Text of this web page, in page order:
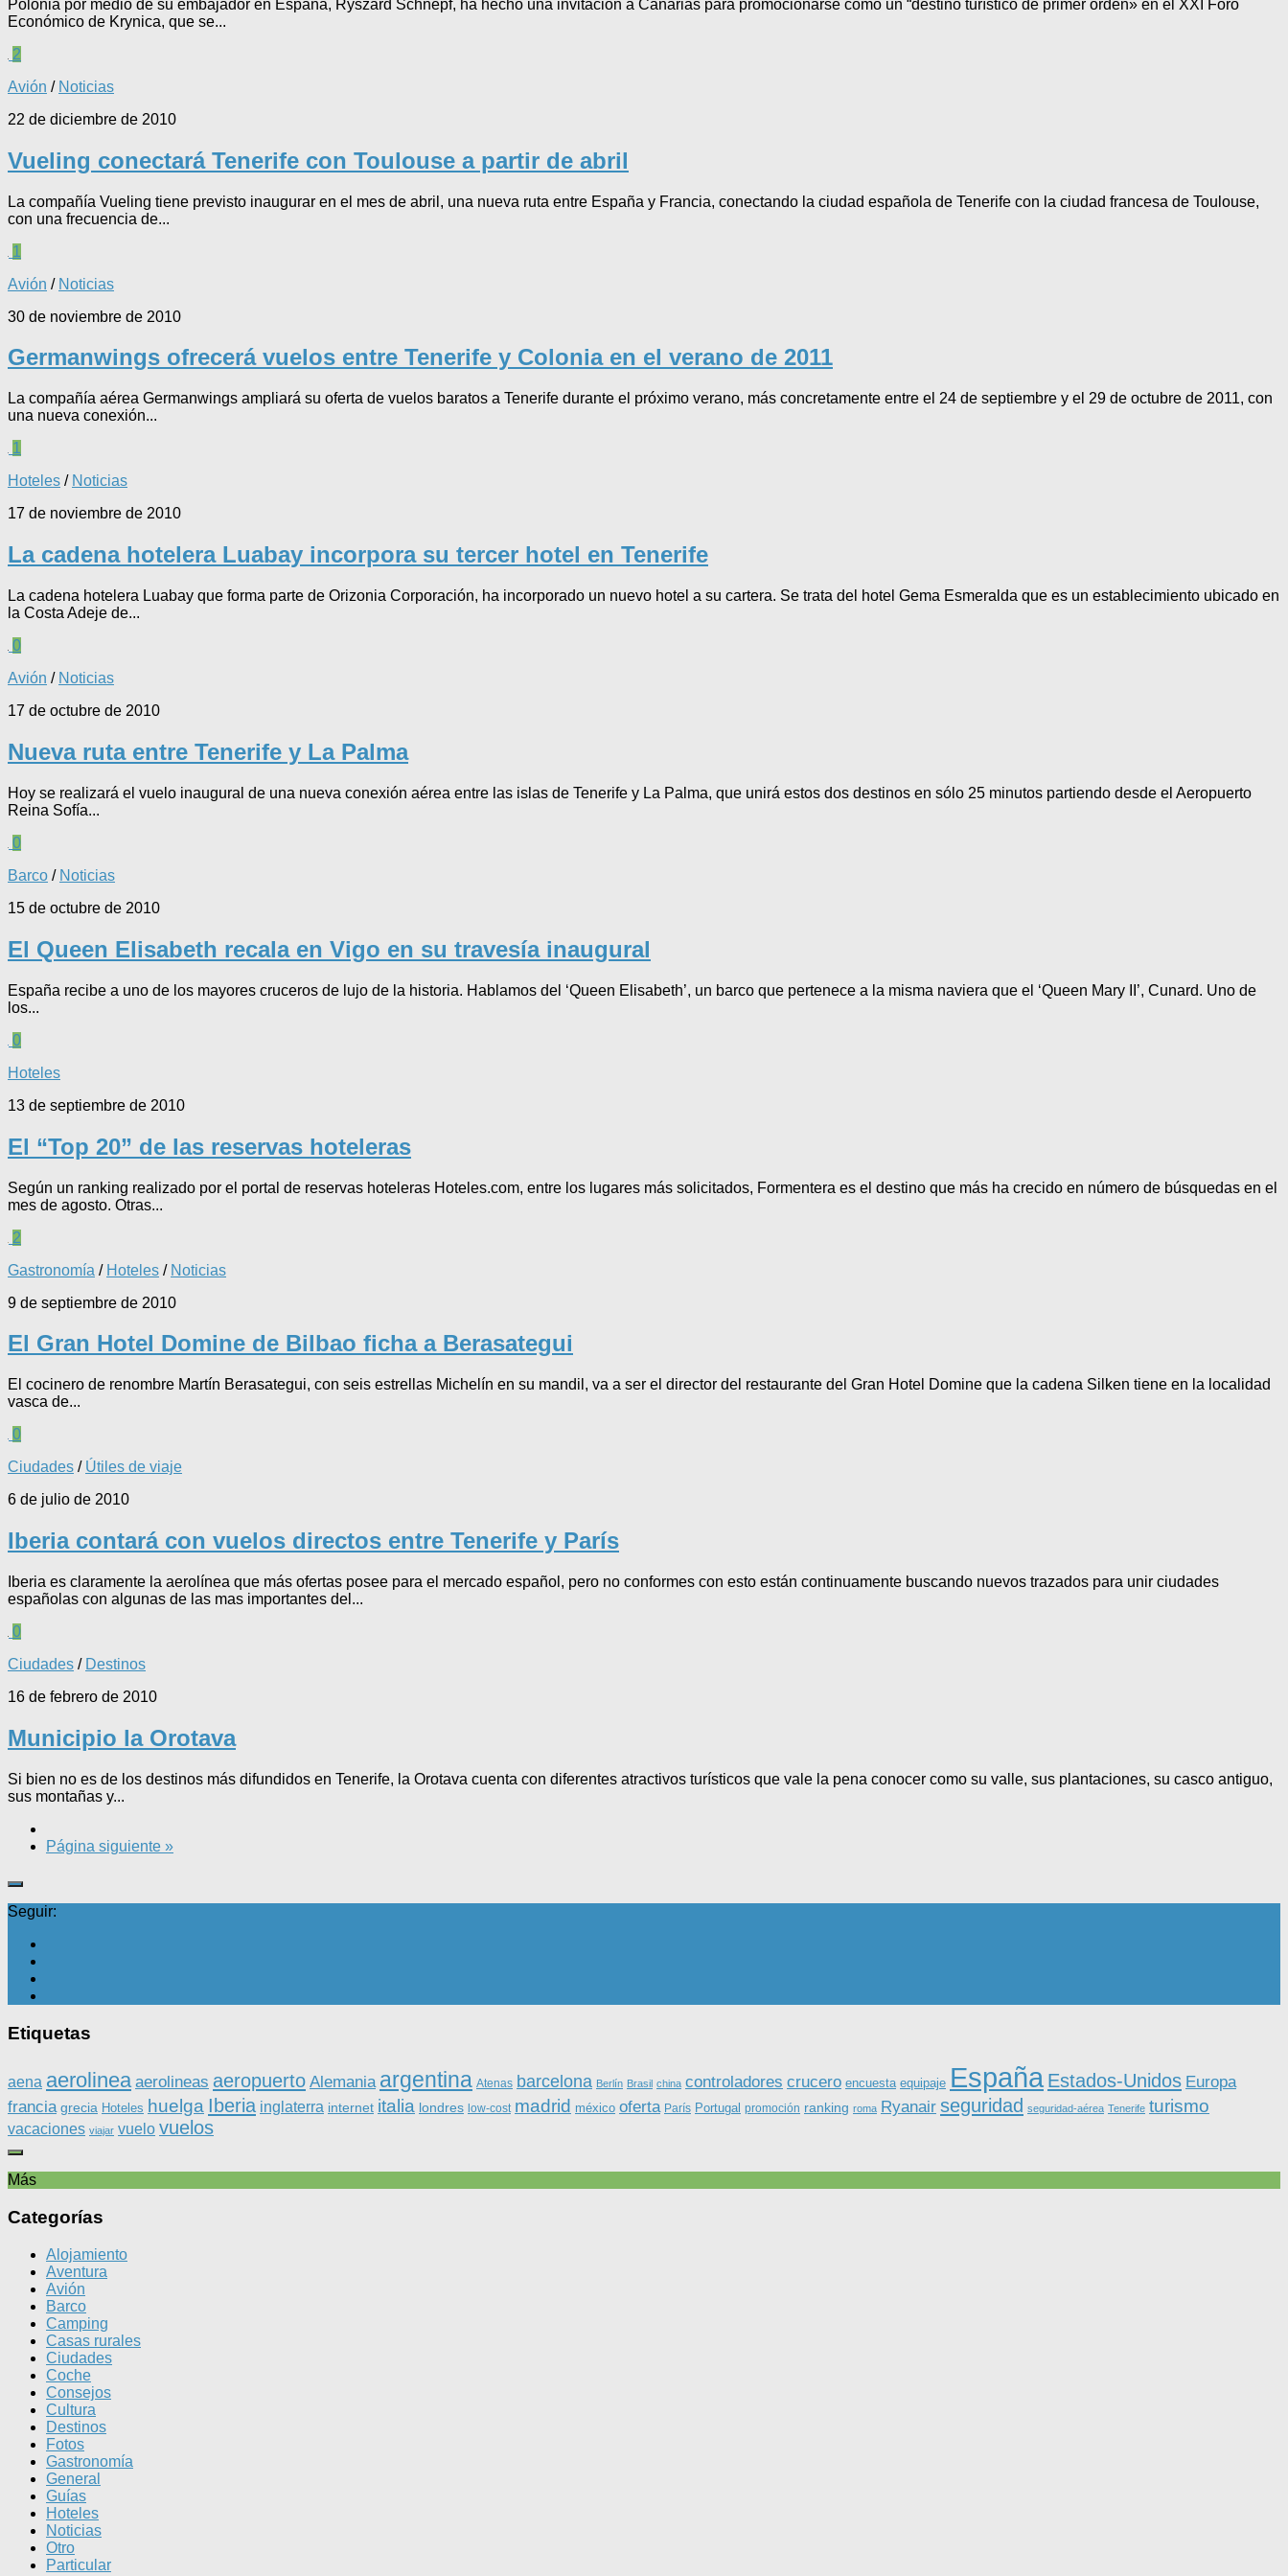
Polonia por medio de su embajador en España, Ryszard Schnepf, ha hecho una invitación a Canarias para promocionarse como un “destino turístico de primer orden» en el XXI Foro
Económico de Krynica, que se...
2
Avión / Noticias
22 de diciembre de 2010
Vueling conectará Tenerife con Toulouse a partir de abril
La compañía Vueling tiene previsto inaugurar en el mes de abril, una nueva ruta entre España y Francia, conectando la ciudad española de Tenerife con la ciudad francesa de Toulouse,
con una frecuencia de...
1
Avión / Noticias
30 de noviembre de 2010
Germanwings ofrecerá vuelos entre Tenerife y Colonia en el verano de 2011
La compañía aérea Germanwings ampliará su oferta de vuelos baratos a Tenerife durante el próximo verano, más concretamente entre el 24 de septiembre y el 29 de octubre de 2011, con
una nueva conexión...
1
Hoteles / Noticias
17 de noviembre de 2010
La cadena hotelera Luabay incorpora su tercer hotel en Tenerife
La cadena hotelera Luabay que forma parte de Orizonia Corporación, ha incorporado un nuevo hotel a su cartera. Se trata del hotel Gema Esmeralda que es un establecimiento ubicado en
la Costa Adeje de...
0
Avión / Noticias
17 de octubre de 2010
Nueva ruta entre Tenerife y La Palma
Hoy se realizará el vuelo inaugural de una nueva conexión aérea entre las islas de Tenerife y La Palma, que unirá estos dos destinos en sólo 25 minutos partiendo desde el Aeropuerto
Reina Sofía...
0
Barco / Noticias
15 de octubre de 2010
El Queen Elisabeth recala en Vigo en su travesía inaugural
España recibe a uno de los mayores cruceros de lujo de la historia. Hablamos del ‘Queen Elisabeth’, un barco que pertenece a la misma naviera que el ‘Queen Mary II’, Cunard. Uno de
los...
0
Hoteles
13 de septiembre de 2010
El “Top 20” de las reservas hoteleras
Según un ranking realizado por el portal de reservas hoteleras Hoteles.com, entre los lugares más solicitados, Formentera es el destino que más ha crecido en número de búsquedas en el
mes de agosto. Otras...
2
Gastronomía / Hoteles / Noticias
9 de septiembre de 2010
El Gran Hotel Domine de Bilbao ficha a Berasategui
El cocinero de renombre Martín Berasategui, con seis estrellas Michelín en su mandil, va a ser el director del restaurante del Gran Hotel Domine que la cadena Silken tiene en la localidad
vasca de...
0
Ciudades / Útiles de viaje
6 de julio de 2010
Iberia contará con vuelos directos entre Tenerife y París
Iberia es claramente la aerolínea que más ofertas posee para el mercado español, pero no conformes con esto están continuamente buscando nuevos trazados para unir ciudades
españolas con algunas de las mas importantes del...
0
Ciudades / Destinos
16 de febrero de 2010
Municipio la Orotava
Si bien no es de los destinos más difundidos en Tenerife, la Orotava cuenta con diferentes atractivos turísticos que vale la pena conocer como su valle, sus plantaciones, su casco antiguo,
sus montañas y...
Página siguiente »
Seguir:
Etiquetas
aena aerolinea aerolineas aeropuerto Alemania argentina Atenas barcelona Berlín Brasil china controladores crucero encuesta equipaje España Estados-Unidos Europa
francia grecia Hoteles huelga Iberia inglaterra internet italia londres low-cost madrid méxico oferta París Portugal promoción ranking roma Ryanair seguridad seguridad-aérea Tenerife turismo
vacaciones viajar vuelo vuelos
Más
Categorías
Alojamiento
Aventura
Avión
Barco
Camping
Casas rurales
Ciudades
Coche
Consejos
Cultura
Destinos
Fotos
Gastronomía
General
Guías
Hoteles
Noticias
Otro
Particular